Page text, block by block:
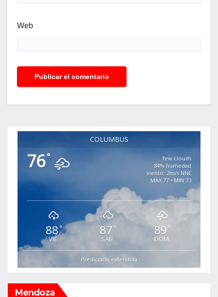
Web
COLUMBUS
76°
few clouds
84% humedad
viento: 2m/s NNE
MAX 77 • MIN 73
88 °
VIE
87 °
SAB
89 °
DOM
Predicción extendida
Mendoza